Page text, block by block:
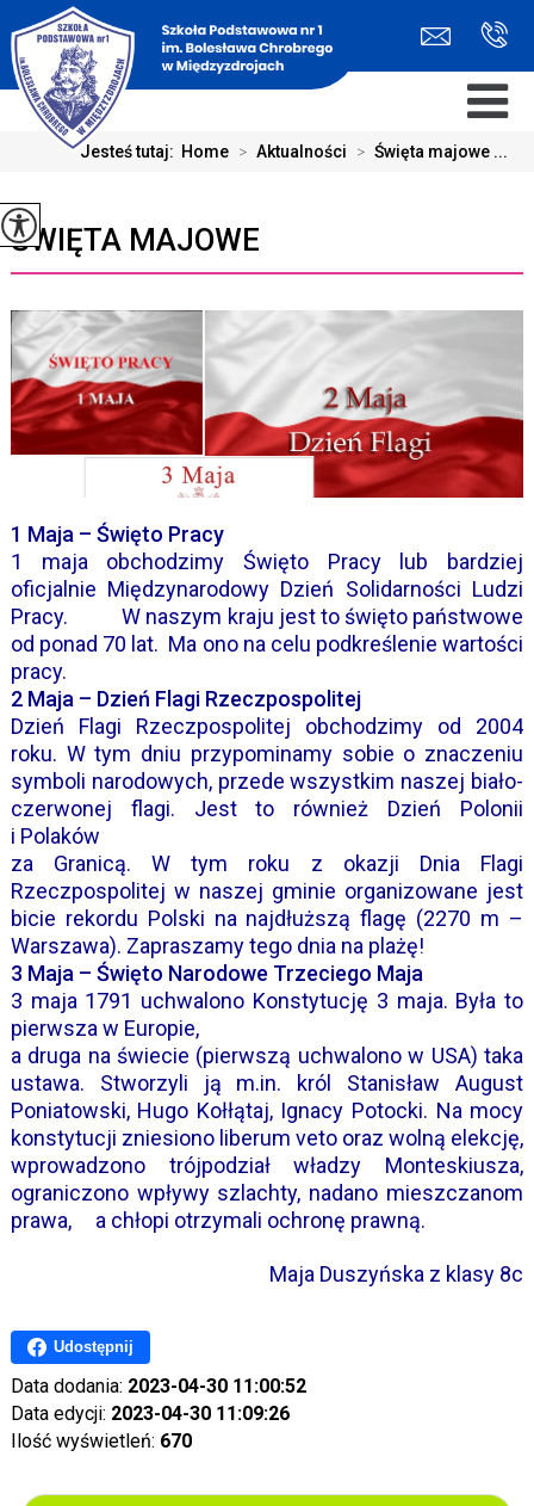
Jesteś tutaj: Home > Aktualności > Święta majowe ...
ŚWIĘTA MAJOWE
1 Maja – Święto Pracy
1 maja obchodzimy Święto Pracy lub bardziej
oficjalnie Międzynarodowy Dzień Solidarności Ludzi
Pracy. W naszym kraju jest to święto państwowe
od ponad 70 lat. Ma ono na celu podkreślenie wartości
pracy.
2 Maja – Dzień Flagi Rzeczpospolitej
Dzień Flagi Rzeczpospolitej obchodzimy od 2004
roku. W tym dniu przypominamy sobie o znaczeniu
symboli narodowych, przede wszystkim naszej biało-
czerwonej flagi. Jest to również Dzień Polonii
i Polaków
za Granicą. W tym roku z okazji Dnia Flagi
Rzeczpospolitej w naszej gminie organizowane jest
bicie rekordu Polski na najdłuższą flagę (2270 m –
Warszawa). Zapraszamy tego dnia na plażę!
3 Maja – Święto Narodowe Trzeciego Maja
3 maja 1791 uchwalono Konstytucję 3 maja. Była to
pierwsza w Europie,
a druga na świecie (pierwszą uchwalono w USA) taka
ustawa. Stworzyli ją m.in. król Stanisław August
Poniatowski, Hugo Kołłątaj, Ignacy Potocki. Na mocy
konstytucji zniesiono liberum veto oraz wolną elekcję,
wprowadzono trójpodział władzy Monteskiusza,
ograniczono wpływy szlachty, nadano mieszczanom
prawa, a chłopi otrzymali ochronę prawną.
Maja Duszyńska z klasy 8c
Udostępnij
Data dodania: 2023-04-30 11:00:52
Data edycji: 2023-04-30 11:09:26
Ilość wyświetleń: 670